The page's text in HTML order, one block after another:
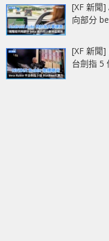
[XF 新聞
向部分
[XF 新聞
台劍指 5